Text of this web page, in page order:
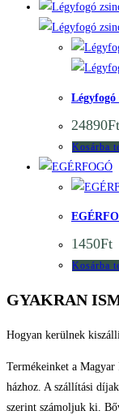
24890Ft
Kosárba
1450Ft
Kosárba
GYAKRAN
Hogyan kerülnek
Termékeinket a
házhoz. A szállítási
szerint számoljuk ki.